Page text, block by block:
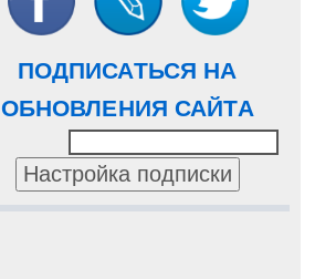
ПОДПИСАТЬСЯ НА
ОБНОВЛЕНИЯ САЙТА